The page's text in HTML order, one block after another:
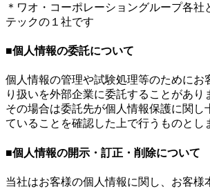
＊ワオ・コーポレーショングループ各社
テックの１社です
■個人情報の委託について
個人情報の管理や試験処理等のためにお
り扱いを外部企業に委託することがあり
その場合は委託先が個人情報保護に関し
ていることを確認した上で行うものとし
■個人情報の開示・訂正・削除について
当社はお客様の個人情報に関し、お客様